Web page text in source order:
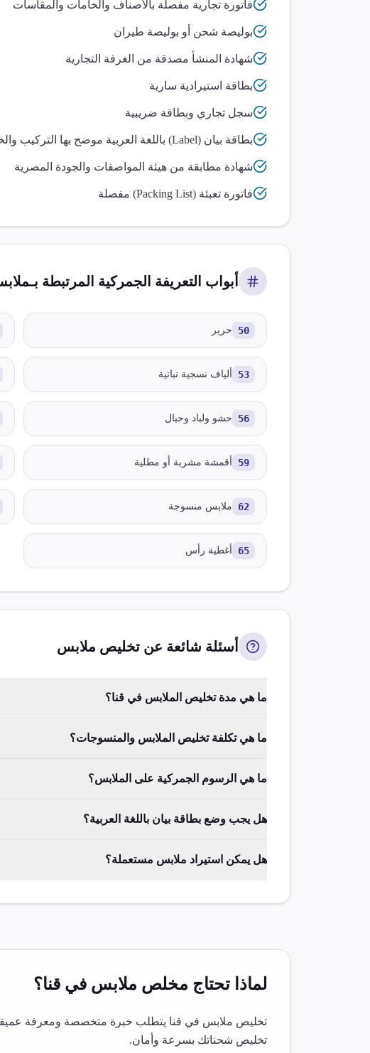
فاتورة تجارية مفصلة بالأصناف والخامات والمقاسات
بوليصة شحن أو بوليصة طيران
شهادة المنشأ مصدقة من الغرفة التجارية
بطاقة استيرادية سارية
سجل تجاري وبطاقة ضريبية
بطاقة بيان (Label) باللغة العربية موضح بها التركيب والخامة
شهادة مطابقة من هيئة المواصفات والجودة المصرية
فاتورة تعبئة (Packing List) مفصلة
أبواب التعريفة الجمركية المرتبطة بـ
50 حرير
53 ألياف نسجية نباتية
56 حشو ولباد وحبال
59 أقمشة مشربة أو مطلية
62 ملابس منسوجة
65 أغطية رأس
أسئلة شائعة عن تخليص ملابس
ما هي مدة تخليص الملابس في قنا؟
ما هي تكلفة تخليص الملابس والمنسوجات؟
ما هي الرسوم الجمركية على الملابس؟
هل يجب وضع بطاقة بيان باللغة العربية؟
هل يمكن استيراد ملابس مستعملة؟
لماذا تحتاج مخلص ملابس في قنا؟
تخليص ملابس في قنا يتطلب خبرة متخصصة ومعرفة عميقة
تخليص شحناتك بسرعة وأمان.